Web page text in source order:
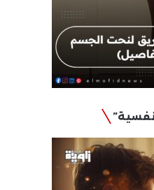
نفسية”